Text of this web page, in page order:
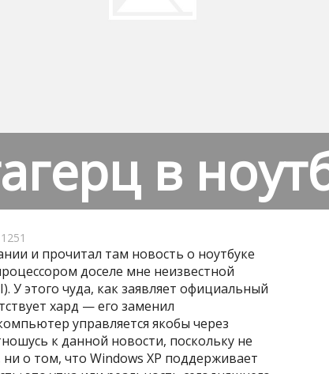
в
1251
и прочитал там новость о ноутбуке
доселе мне неизвестной
У этого чуда, как заявляет официальный
хард — его заменил
управляется якобы через
к данной новости, поскольку не
о том, что Windows XP поддерживает